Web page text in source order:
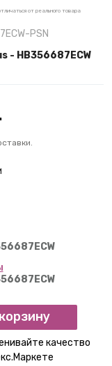
от реального товара
PSN
- HB356687ECW